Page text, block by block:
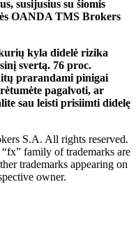
susijusius su šiomis
OANDA TMS Brokers
kyla didelė rizika
svertą. 76 proc.
prarandami pinigai
pagalvoti, ar
sau leisti prisiimti didelę
S.A. All rights reserved.
family of trademarks are
trademarks appearing on
owner.